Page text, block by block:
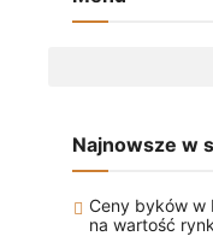
Najnowsze w
Ceny byków w
na wartość